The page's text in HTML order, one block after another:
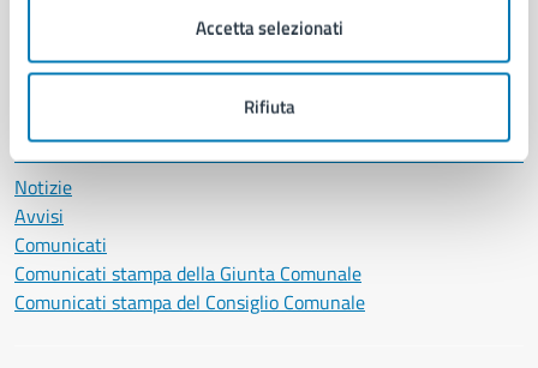
Accetta selezionati
Rifiuta
Vita lavorativa
Notizie
Avvisi
Comunicati
Comunicati stampa della Giunta Comunale
Comunicati stampa del Consiglio Comunale